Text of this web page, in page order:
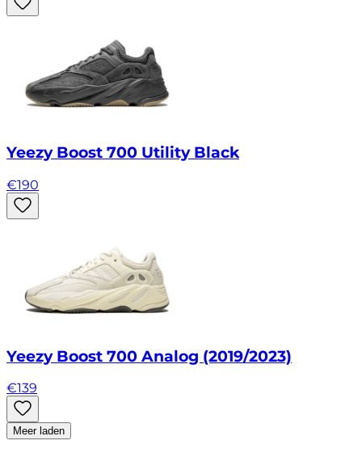
Yeezy Boost 700 Utility Black
€190
Yeezy Boost 700 Analog (2019/2023)
€139
Meer laden